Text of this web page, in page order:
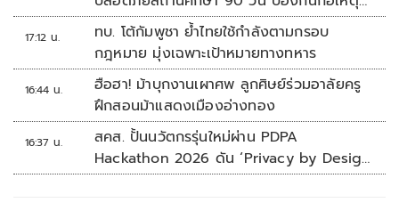
รุนแรง
17:12 น.
ทบ. โต้กัมพูชา ย้ำไทยใช้กำลังตามกรอบ
กฎหมาย มุ่งเฉพาะเป้าหมายทางทหาร
16:44 น.
ฮือฮา! ม้าบุกงานเผาศพ ลูกศิษย์ร่วมอาลัยครู
ฝึกสอนม้าแสดงเมืองอ่างทอง
16:37 น.
สคส. ปั้นนวัตกรรุ่นใหม่ผ่าน PDPA
Hackathon 2026 ดัน ‘Privacy by Design
for all’ สู่โซลูชันคุ้มครองข้อมูลส่วนบุคคลที่